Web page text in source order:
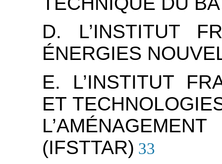
D. L’INSTITUT
ÉNERGIES
E. L’INSTITUT
ET
(IFSTTAR) 33